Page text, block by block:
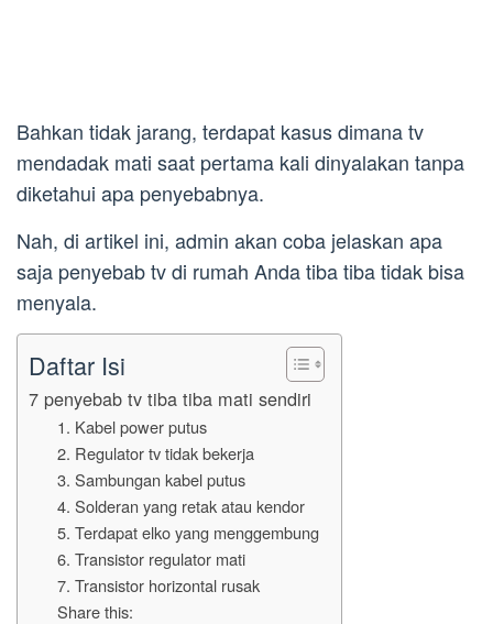
Bahkan tidak jarang, terdapat kasus dimana tv
mendadak mati saat pertama kali dinyalakan tanpa
diketahui apa penyebabnya.
Nah, di artikel ini, admin akan coba jelaskan apa
saja penyebab tv di rumah Anda tiba tiba tidak bisa
menyala.
Daftar Isi
7 penyebab tv tiba tiba mati sendiri
1. Kabel power putus
2. Regulator tv tidak bekerja
3. Sambungan kabel putus
4. Solderan yang retak atau kendor
5. Terdapat elko yang menggembung
6. Transistor regulator mati
7. Transistor horizontal rusak
Share this: